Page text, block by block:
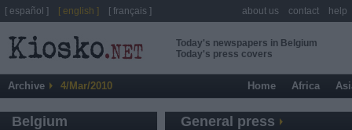
Today's newspapers in Belgium
Today's press covers
Archive 4/Mar/2010 Home Africa
Belgium General press
[ español ] [ english ] [ français ] about us contact help